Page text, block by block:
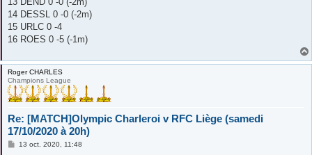
14 DESSL 0 -0 (-2m)
15 URLC 0 -4
16 ROES 0 -5 (-1m)
Roger CHARLES
Champions League
Re: [MATCH]Olympic Charleroi v RFC Liège (samedi
17/10/2020 à 20h)
M
13 oct. 2020, 11:48